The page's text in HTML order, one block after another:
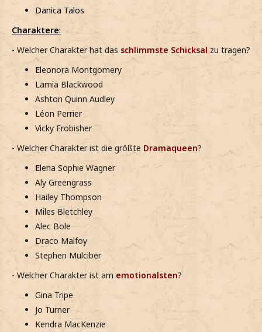
Danica Talos
Charaktere:
- Welcher Charakter hat das schlimmste Schicksal zu tragen?
Eleonora Montgomery
Lamia Blackwood
Ashton Quinn Audley
Léon Perrier
Vicky Frobisher
- Welcher Charakter ist die größte Dramaqueen?
Elena Sophie Wagner
Aly Greengrass
Hailey Thompson
Miles Bletchley
Alec Bole
Draco Malfoy
Stephen Mulciber
- Welcher Charakter ist am emotionalsten?
Gina Tripe
Jo Turner
Kendra MacKenzie